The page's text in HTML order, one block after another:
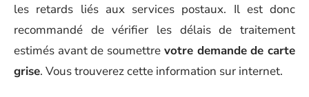
les retards liés aux services postaux. Il est donc
recommandé de vérifier les délais de traitement
estimés avant de soumettre votre demande de carte
grise. Vous trouverez cette information sur internet.